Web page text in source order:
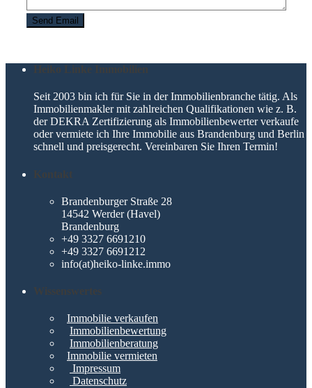
Heiko Linke Immobilien
Seit 2003 bin ich für Sie in der Immobilienbranche tätig. Als
Immobilienmakler mit zahlreichen Qualifikationen wie z. B.
der DEKRA Zertifizierung als Immobilienbewerter verkaufe
oder vermiete ich Ihre Immobilie aus Brandenburg und Berlin
schnell und preisgerecht. Vereinbaren Sie Ihren Termin!
Kontakt
Brandenburger Straße 28
14542 Werder (Havel)
Brandenburg
+49 3327 6691210
+49 3327 6691212
info(at)heiko-linke.immo
Wissenswertes
Immobilie verkaufen
Immobilienbewertung
Immobilienberatung
Immobilie vermieten
Impressum
Datenschutz